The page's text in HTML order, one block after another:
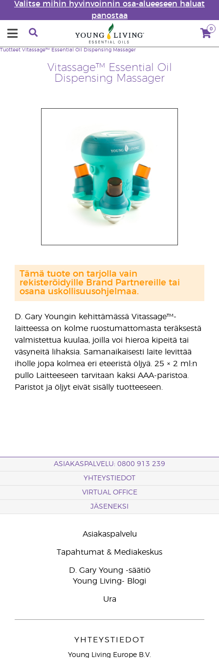
Valitse mihin hyvinvoinnin osa-alueeseen haluat
panostaa
0
Vitassage™ Essential Oil
Dispensing Massager
Tuotteet Vitassage™ Essential Oil Dispensing Massager
D. Gary Youngin kehittämässä Vitassage™-
laitteessa on kolme ruostumattomasta teräksestä
valmistettua kuulaa, joilla voi hieroa kipeitä tai
väsyneitä lihaksia. Samanaikaisesti laite levittää
iholle jopa kolmea eri eteeristä öljyä. 25 × 2 ml:n
pullo Laitteeseen tarvitaan kaksi AAA-paristoa.
Paristot ja öljyt eivät sisälly tuotteeseen.
Tämä tuote on tarjolla vain
rekisteröidyille Brand Partnereille tai
osana uskollisuusohjelmaa.
ASIAKASPALVELU: 0800 913 239
YHTEYSTIEDOT
VIRTUAL OFFICE
JÄSENEKSI
Asiakaspalvelu
Tapahtumat & Mediakeskus
D. Gary Young -säätiö
Young Living- Blogi
Ura
YHTEYSTIEDOT
Young Living Europe B.V.